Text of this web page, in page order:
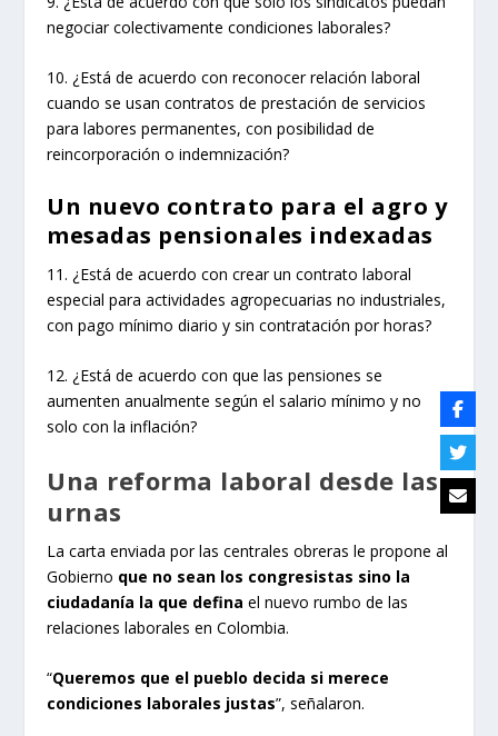
negociar colectivamente condiciones laborales?
10. ¿Está de acuerdo con reconocer relación laboral
cuando se usan contratos de prestación de servicios
para labores permanentes, con posibilidad de
reincorporación o indemnización?
Un nuevo contrato para el agro y
mesadas pensionales indexadas
11. ¿Está de acuerdo con crear un contrato laboral
especial para actividades agropecuarias no industriales,
con pago mínimo diario y sin contratación por horas?
12. ¿Está de acuerdo con que las pensiones se
aumenten anualmente según el salario mínimo y no
solo con la inflación?
Una reforma laboral desde las
urnas
La carta enviada por las centrales obreras le propone al
Gobierno que no sean los congresistas sino la
ciudadanía la que definael nuevo rumbo de las
relaciones laborales en Colombia.
“Queremos que el pueblo decida si merece
condiciones laborales justas”, señalaron.